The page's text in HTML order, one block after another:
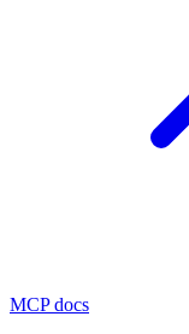
MCP docs